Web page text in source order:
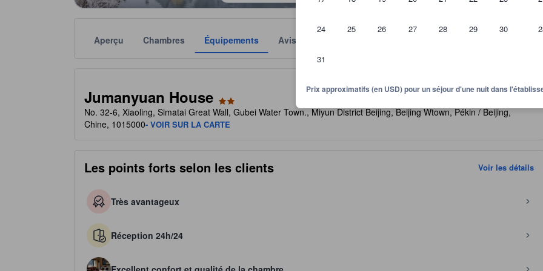
24 25 26 27 28 29 30
31
Prix approximatifs (en USD) pour un séjour d'une nuit dans
Aperçu Chambres Équipements Avis
Jumanyuan House
No. 32-6, Xiaoling, Simatai Great Wall, Gubei Water Town., Miyun District Beijing, Beijing Wtown, Pékin / Beijing,
Chine, 1015000- VOIR SUR LA CARTE
Les points forts selon les clients Voir les détails
Très avantageux
Réception 24h/24